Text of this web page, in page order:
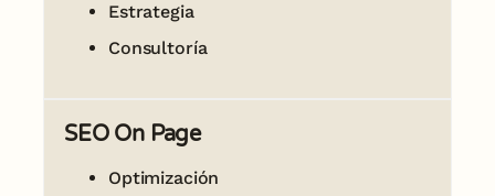
Estrategia
Consultoría
SEO On Page
Optimización